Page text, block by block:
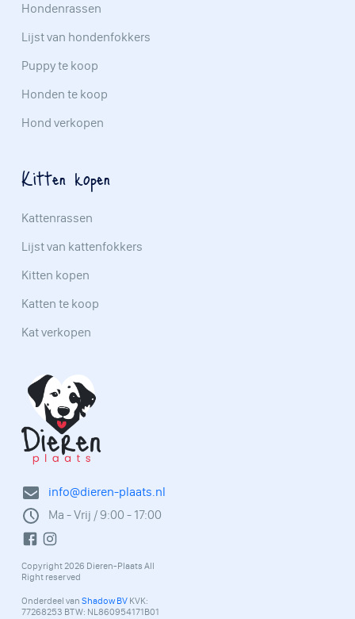
info@dieren-plaats.nl
Ma - Vrij / 9:00 - 17:00
Copyright 2026 Dieren-Plaats All
Right reserved
Onderdeel van Shadow BV KVK:
77268253 BTW: NL860954171B01
Hondenrassen
Lijst van hondenfokkers
Puppy te koop
Honden te koop
Hond verkopen
Kitten kopen
Kattenrassen
Lijst van kattenfokkers
Kitten kopen
Katten te koop
Kat verkopen